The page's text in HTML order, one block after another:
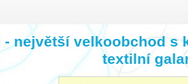
- největší velkoobchod s
textilní